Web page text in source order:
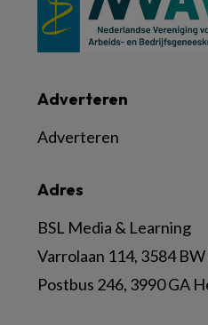
Adres
BSL Media & Learning
Varrolaan 114, 3584
Postbus 246, 3990 GA
Adverteren
Adverteren